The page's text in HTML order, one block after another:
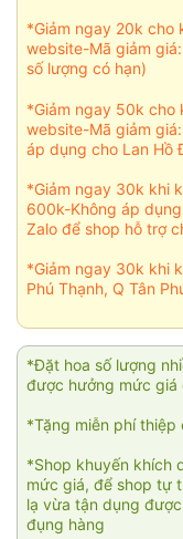
*Giảm ngay 20k cho
website-Mã giảm
số lượng có hạn)
*Giảm ngay 50k cho
website-Mã giảm
áp dụng cho Lan Hồ
*Giảm ngay 30k khi
600k-Không áp
Zalo để shop hỗ trợ
*Giảm ngay 30k khi
Phú Thạnh, Q Tân
*Đặt hoa số lượng
được hưởng mức giá
*Tặng miễn phí
*Shop khuyến khích
mức giá, để shop tự
lạ vừa tận dụng
đụng hàng